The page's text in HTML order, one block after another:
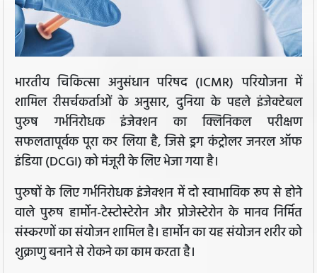
भारतीय चिकित्सा अनुसंधान परिषद (ICMR) परियोजना में
शामिल रीसर्चकर्ताओं के अनुसार, दुनिया के पहले इंजेक्टेबल
पुरुष गर्भनिरोधक इंजेक्शन का क्लिनिकल परीक्षण
सफलतापूर्वक पूरा कर लिया है, जिसे ड्रग कंट्रोलर जनरल ऑफ
इंडिया (DCGI) को मंजूरी के लिए भेजा गया है।
पुरुषों के लिए गर्भनिरोधक इंजेक्शन में दो स्वाभाविक रूप से होने
वाले पुरुष हार्मोन-टेस्टोस्टेरोन और प्रोजेस्टेरोन के मानव निर्मित
संस्करणों का संयोजन शामिल है। हार्मोन का यह संयोजन शरीर को
शुक्राणु बनाने से रोकने का काम करता है।